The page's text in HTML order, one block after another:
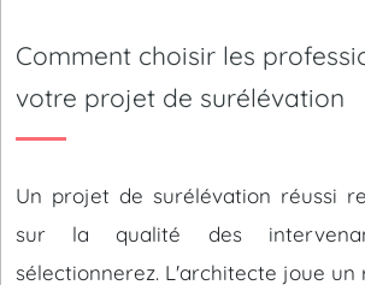
Comment choisir les
votre projet de surélévation
Un projet de surélévation réussi
sur la qualité des
sélectionnerez. L'architecte joue un